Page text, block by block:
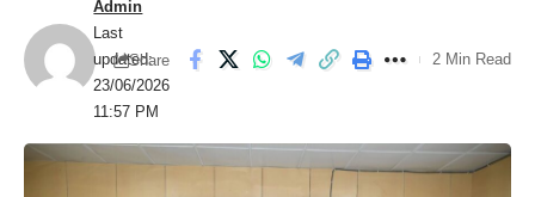
Last
updated:
23/06/2026
11:57 PM
Admin
Share 2 Min Read